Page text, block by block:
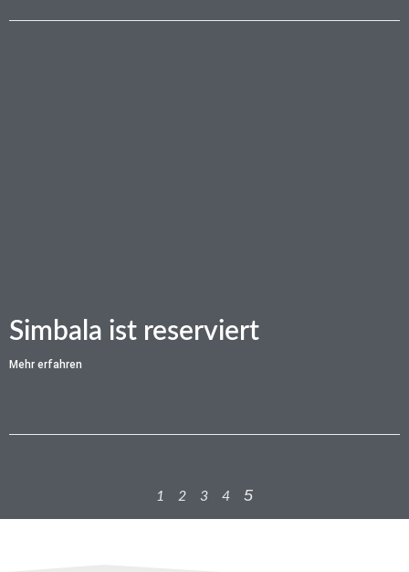
Simbala ist reserviert
Mehr erfahren
1 2 3 4 5